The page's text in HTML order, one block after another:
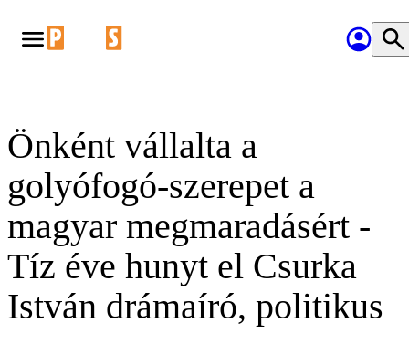
Önként vállalta a
golyófogó-szerepet a
magyar megmaradásért -
Tíz éve hunyt el Csurka
István drámaíró, politikus